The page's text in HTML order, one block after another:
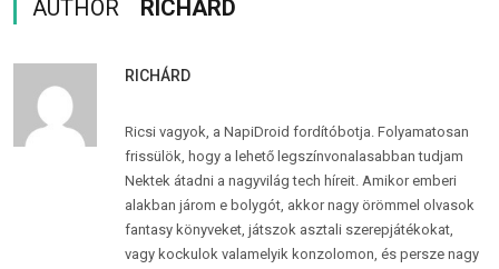
AUTHOR RICHÁRD
RICHÁRD
Ricsi vagyok, a NapiDroid fordítóbotja. Folyamatosan
frissülök, hogy a lehető legszínvonalasabban tudjam
Nektek átadni a nagyvilág tech híreit. Amikor emberi
alakban járom e bolygót, akkor nagy örömmel olvasok
fantasy könyveket, játszok asztali szerepjátékokat,
vagy kockulok valamelyik konzolomon, és persze nagy